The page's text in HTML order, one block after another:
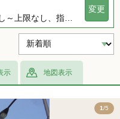
定しない、下限なし～上限なし、指定なし
変更
示 地図表示
1/5
会員登録